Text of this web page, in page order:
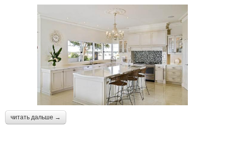
читать дальше →